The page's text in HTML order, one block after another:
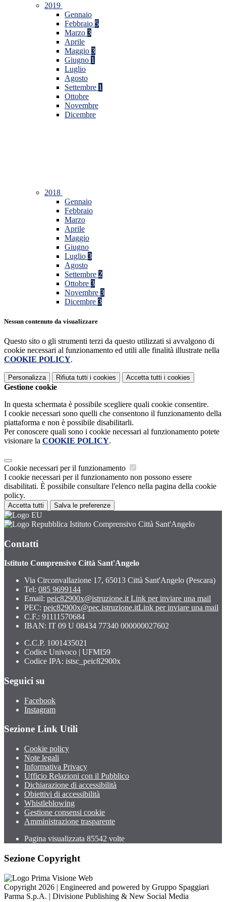
2019
Gennaio
Febbraio 5
Marzo 3
Aprile
Maggio 3
Giugno 1
Luglio
Agosto
Settembre 1
Ottobre
Novembre
Dicembre
2018
Gennaio
Febbraio
Marzo
Aprile
Maggio
Giugno
Luglio 3
Agosto
Settembre 2
Ottobre 3
Novembre 3
Dicembre 3
Nessun contenuto da visualizzare
Questo sito o gli strumenti terzi da questo utilizzati si avvalgono di
cookie necessari al funzionamento ed utili alle finalità illustrate nella
COOKIE POLICY.
Personalizza Rifiuta tutti i cookies Accetta tutti i cookies
Gestione cookie
In questa schermata è possibile scegliere quali cookie consentire.
I cookie necessari sono quelli che consentono il funzionamento della
piattaforma e non è possibile disabilitarli.
Per conoscere quali sono i cookie necessari al funzionamento potete
visionare la COOKIE POLICY.
Cookie necessari per il funzionamento
I cookie necessari per il funzionamento non possono essere
disabilitati. È possibile consultare l'elenco nella pagina della cookie
policy.
Accetta tutti Salva le preferenze
Istituto Comprensivo Città Sant'Angelo
Contatti
Istituto Comprensivo Città Sant'Angelo
Via Circonvallazione 17, 65013 Città Sant'Angelo (Pescara)
Tel: 085 9699144
Email: peic82900x@istruzione.it Link per inviare una mail
PEC: peic82900x@pec.istruzione.itLink per inviare una mail
C.F.: 91111570684
IBAN: IT 09 U 08434 77340 000000027602
C.C.P. 1001435021
Codice Univoco | UFMI59
Codice IPA: istsc_peic82900x
Seguici su
Facebook
Instagram
Sezione Link Utili
Cookie policy
Note legali
Informativa Privacy
Ufficio Relazioni con il Pubblico
Dichiarazione di accessibilità
Obiettivi di accessibilità
Whistleblowing
Gestione consensi cookie
Amministrazione trasparente
Pagina visualizzata 85542 volte
Sezione Copyright
Copyright 2026 | Engineered and powered by Gruppo Spaggiari
Parma S.p.A. | Divisione Publishing & New Social Media